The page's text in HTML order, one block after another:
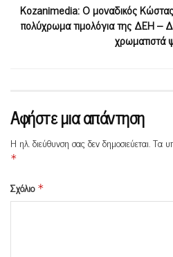
Kozanimedia: Ο μοναδικός
πολύχρωμα τιμολόγια της ΔΕΗ –
χρωματιστά
Αφήστε μια απάντηση
Η ηλ. διεύθυνση σας δεν δημοσιεύεται.Τα
*
Σχόλιο *